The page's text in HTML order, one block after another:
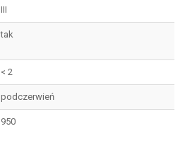
III
tak
< 2
podczerwień
950